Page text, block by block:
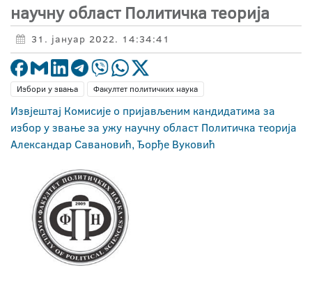
научну област Политичка теорија
31. јануар 2022. 14:34:41
Избори у звања Факултет политичких наука
Извјештај Комисије о пријављеним кандидатима за
избор у звање за ужу научну област Политичка теорија
Александар Савановић, Ђорђе Вуковић